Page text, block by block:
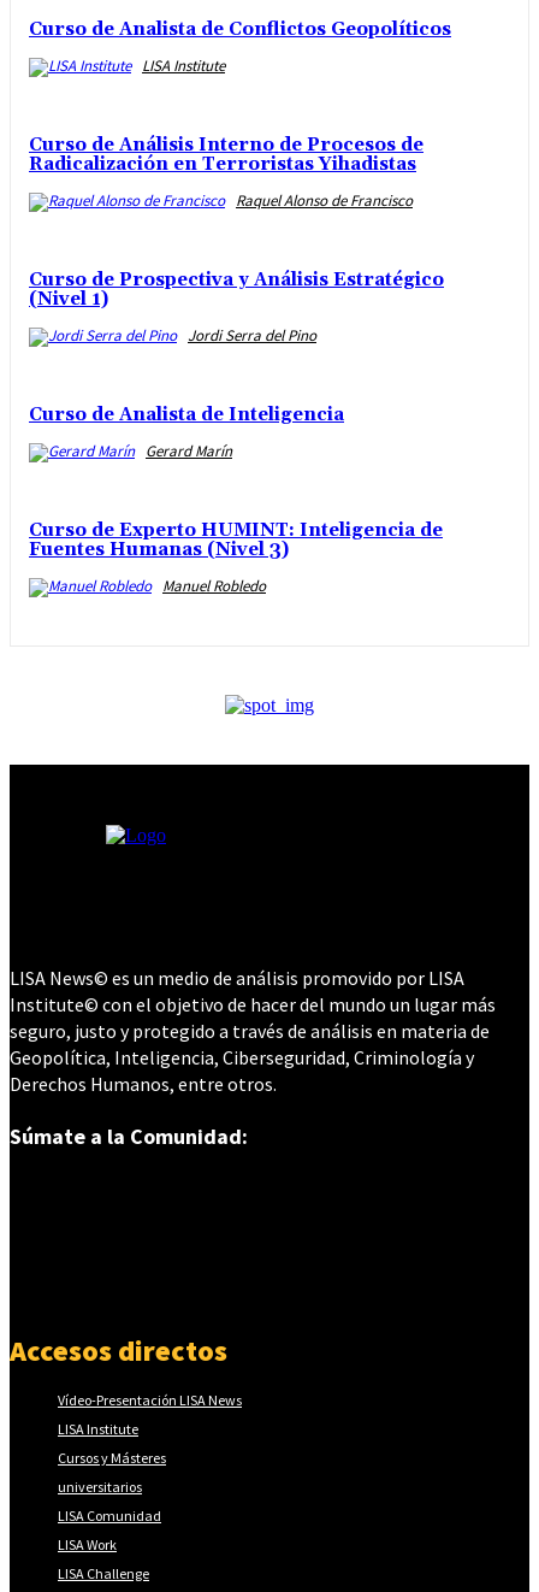
Curso de Analista de Conflictos Geopolíticos
LISA Institute
Curso de Análisis Interno de Procesos de
Radicalización en Terroristas Yihadistas
Raquel Alonso de Francisco
Curso de Prospectiva y Análisis Estratégico
(Nivel 1)
Jordi Serra del Pino
Curso de Analista de Inteligencia
Gerard Marín
Curso de Experto HUMINT: Inteligencia de
Fuentes Humanas (Nivel 3)
Manuel Robledo
LISA News© es un medio de análisis promovido por LISA
Institute© con el objetivo de hacer del mundo un lugar más
seguro, justo y protegido a través de análisis en materia de
Geopolítica, Inteligencia, Ciberseguridad, Criminología y
Derechos Humanos, entre otros.
Súmate a la Comunidad:
Accesos directos
Vídeo-Presentación LISA News
LISA Institute
Cursos y Másteres
universitarios
LISA Comunidad
LISA Work
LISA Challenge